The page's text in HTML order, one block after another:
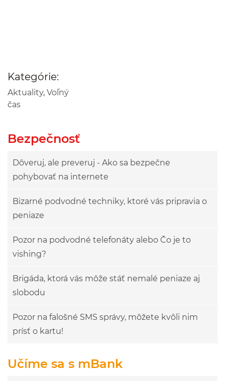
Kategórie:
Aktuality, Voľný
čas
Bezpečnosť
Dôveruj, ale preveruj - Ako sa bezpečne
pohybovať na internete
Bizarné podvodné techniky, ktoré vás pripravia o
peniaze
Pozor na podvodné telefonáty alebo Čo je to
vishing?
Brigáda, ktorá vás môže stáť nemalé peniaze aj
slobodu
Pozor na falošné SMS správy, môžete kvôli nim
prísť o kartu!
Učíme sa s mBank